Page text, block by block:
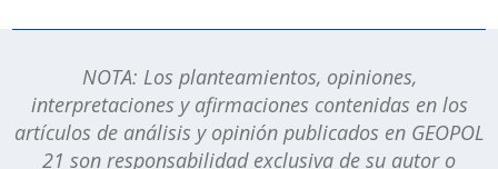
NOTA: Los planteamientos, opiniones,
interpretaciones y afirmaciones contenidas en los
artículos de análisis y opinión publicados en GEOPOL
21 son responsabilidad exclusiva de su autor o